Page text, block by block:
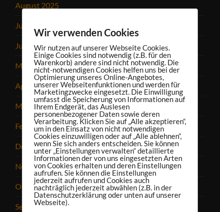
August 2025
Juli 2025
Juni 2025
Mai 2025
April 2025
März 2025
Februar 2025
Dezember 2024
November 2024
Oktober 2024
September 2024
Wir verwenden Cookies
Wir nutzen auf unserer Webseite Cookies.
Einige Cookies sind notwendig (z.B. für den
Warenkorb) andere sind nicht notwendig. Die
nicht-notwendigen Cookies helfen uns bei der
Optimierung unseres Online-Angebotes,
unserer Webseitenfunktionen und werden für
Marketingzwecke eingesetzt. Die Einwilligung
umfasst die Speicherung von Informationen auf
Ihrem Endgerät, das Auslesen
personenbezogener Daten sowie deren
Verarbeitung. Klicken Sie auf „Alle akzeptieren“,
um in den Einsatz von nicht notwendigen
Cookies einzuwilligen oder auf „Alle ablehnen“,
wenn Sie sich anders entscheiden. Sie können
unter „Einstellungen verwalten“ detaillierte
Informationen der von uns eingesetzten Arten
von Cookies erhalten und deren Einstellungen
aufrufen. Sie können die Einstellungen
jederzeit aufrufen und Cookies auch
nachträglich jederzeit abwählen (z.B. in der
Datenschutzerklärung oder unten auf unserer
Webseite).